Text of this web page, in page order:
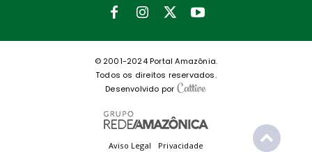
© 2001-2024 Portal Amazônia.
Todos os direitos reservados.
Desenvolvido por
Aviso Legal Privacidade